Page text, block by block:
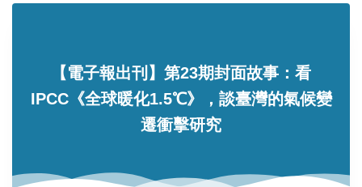
【電子報出刊】第23期封面故事：看
IPCC《全球暖化1.5℃》，談臺灣的氣候變
遷衝擊研究